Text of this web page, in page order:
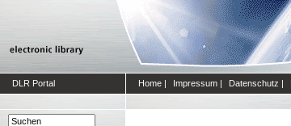
DLR Portal Home | Impressum | Datenschutz |